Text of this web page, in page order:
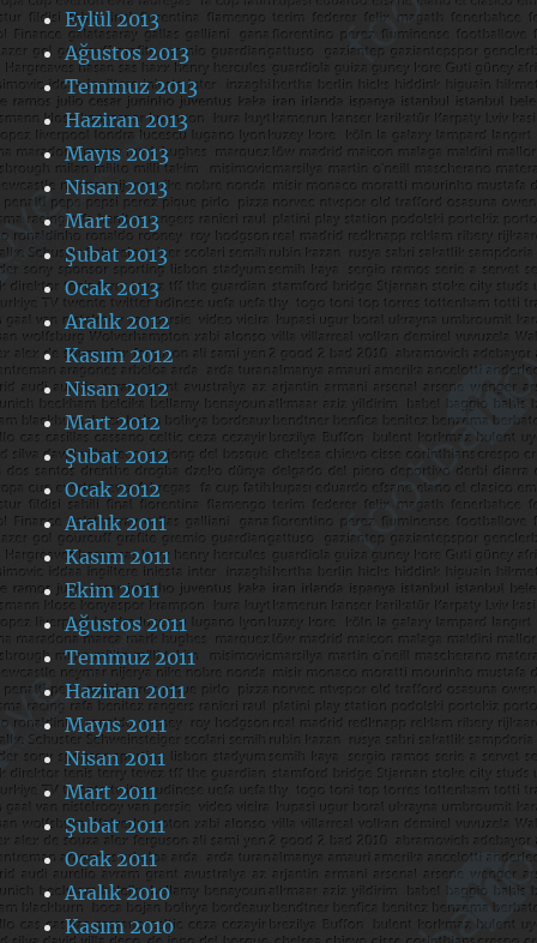
Eylül 2013
Ağustos 2013
Temmuz 2013
Haziran 2013
Mayıs 2013
Nisan 2013
Mart 2013
Şubat 2013
Ocak 2013
Aralık 2012
Kasım 2012
Nisan 2012
Mart 2012
Şubat 2012
Ocak 2012
Aralık 2011
Kasım 2011
Ekim 2011
Ağustos 2011
Temmuz 2011
Haziran 2011
Mayıs 2011
Nisan 2011
Mart 2011
Şubat 2011
Ocak 2011
Aralık 2010
Kasım 2010